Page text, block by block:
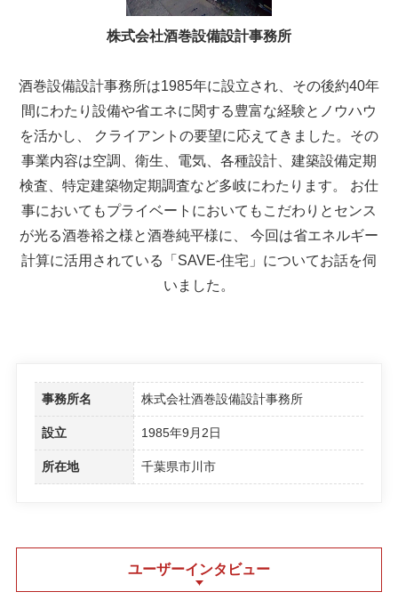
株式会社酒巻設備設計事務所
酒巻設備設計事務所は1985年に設立され、その後約40年
間にわたり設備や省エネに関する豊富な経験とノウハウ
を活かし、 クライアントの要望に応えてきました。その
事業内容は空調、衛生、電気、各種設計、建築設備定期
検査、特定建築物定期調査など多岐にわたります。 お仕
事においてもプライベートにおいてもこだわりとセンス
が光る酒巻裕之様と酒巻純平様に、 今回は省エネルギー
計算に活用されている「SAVE-住宅」についてお話を伺
いました。
事務所名 株式会社酒巻設備設計事務所
設立 1985年9月2日
所在地 千葉県市川市
ユーザーインタビュー